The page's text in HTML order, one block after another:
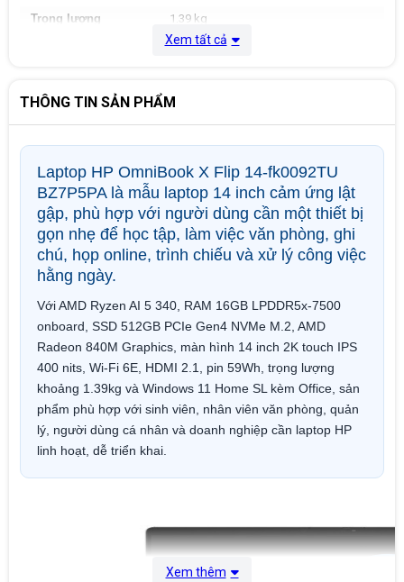
Trọng lượng
1.39 kg
Windows 11 Home SL, Office
Xem tất cả
THÔNG TIN SẢN PHẨM
Laptop HP OmniBook X Flip 14-fk0092TU
BZ7P5PA là mẫu laptop 14 inch cảm ứng lật
gập, phù hợp với người dùng cần một thiết bị
gọn nhẹ để học tập, làm việc văn phòng, ghi
chú, họp online, trình chiếu và xử lý công việc
hằng ngày.
Với AMD Ryzen AI 5 340, RAM 16GB LPDDR5x-7500
onboard, SSD 512GB PCIe Gen4 NVMe M.2, AMD
Radeon 840M Graphics, màn hình 14 inch 2K touch IPS
400 nits, Wi-Fi 6E, HDMI 2.1, pin 59Wh, trọng lượng
khoảng 1.39kg và Windows 11 Home SL kèm Office, sản
phẩm phù hợp với sinh viên, nhân viên văn phòng, quản
lý, người dùng cá nhân và doanh nghiệp cần laptop HP
linh hoạt, dễ triển khai.
Xem thêm